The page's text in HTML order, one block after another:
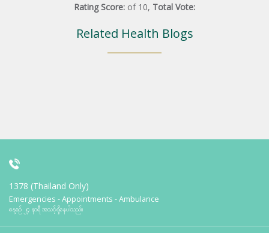
Rating Score: of 10, Total Vote:
Related Health Blogs
1378 (Thailand Only)
Emergencies - Appointments - Ambulance
နေ့စဉ် ၂၄ နာရီ အသင့်ရှိနေပါသည်။